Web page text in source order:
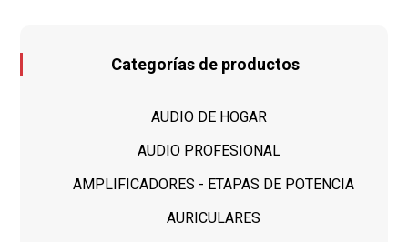
Categorías de productos
AUDIO DE HOGAR
AUDIO PROFESIONAL
AMPLIFICADORES - ETAPAS DE POTENCIA
AURICULARES